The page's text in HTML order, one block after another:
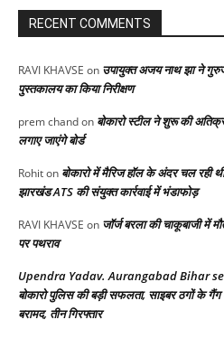
RECENT COMMENTS
RAVI KHAVSE on उपायुक्त अजय नाथ झा ने
पुस्तकालय का किया निरीक्षण
prem chandon बोकारो स्टील ने शुरू की
लगाए जाएंगे बोर्ड
Rohiton बोकारो में मैरिज हॉल के अंदर चल रही
झारखंड ATS की संयुक्त कार्रवाई में भंडाफोड़
RAVI KHAVSE on जॉर्ज बरला की चाकूबाजी में
पर पथराव
Upendra Yadav. Aurangabad Bihar
बोकारो पुलिस की बड़ी सफलता, साइबर ठगों के
बरामद, तीन गिरफ्तार